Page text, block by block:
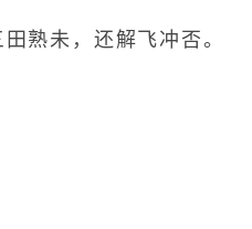
熟未，还解飞冲否。